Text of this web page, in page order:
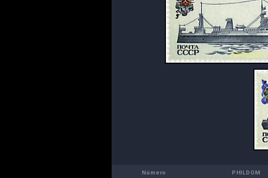
Número PHILDOM